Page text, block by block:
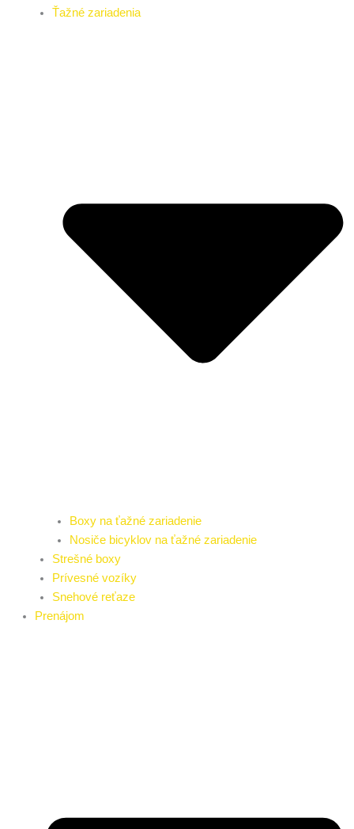
Ťažné zariadenia
Boxy na ťažné zariadenie
Nosiče bicyklov na ťažné zariadenie
Strešné boxy
Prívesné vozíky
Snehové reťaze
Prenájom